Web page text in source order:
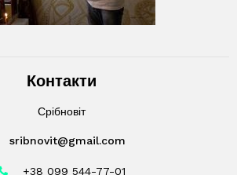
Контакти
Срібновіт
sribnovit@gmail.com
+38 099 544-77-01